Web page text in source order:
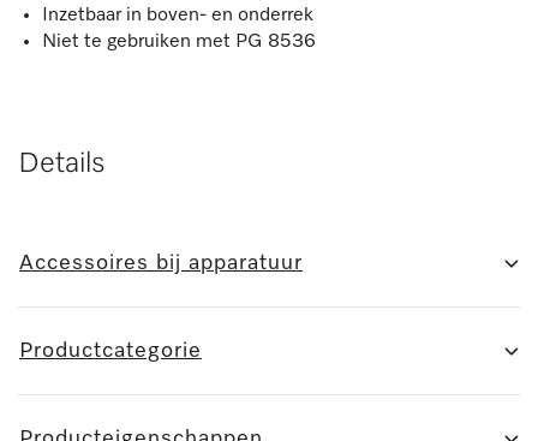
Inzetbaar in boven- en onderrek
Niet te gebruiken met PG 8536
Details
Accessoires bij apparatuur
Productcategorie